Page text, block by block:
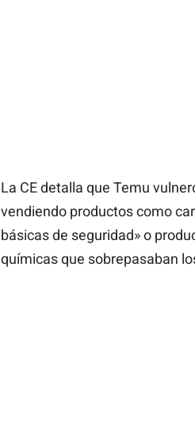
La CE detalla que Temu
vendiendo productos como
básicas de seguridad» o
químicas que sobrepasaban